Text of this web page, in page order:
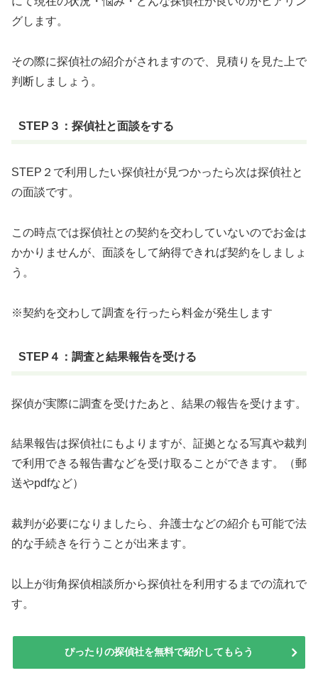
グします。
その際に探偵社の紹介がされますので、見積りを見た上で
判断しましょう。
STEP３：探偵社と面談をする
STEP２で利用したい探偵社が見つかったら次は探偵社と
の面談です。
この時点では探偵社との契約を交わしていないのでお金は
かかりませんが、面談をして納得できれば契約をしましょ
う。
※契約を交わして調査を行ったら料金が発生します
STEP４：調査と結果報告を受ける
探偵が実際に調査を受けたあと、結果の報告を受けます。
結果報告は探偵社にもよりますが、証拠となる写真や裁判
で利用できる報告書などを受け取ることができます。（郵
送やpdfなど）
裁判が必要になりましたら、弁護士などの紹介も可能で法
的な手続きを行うことが出来ます。
以上が街角探偵相談所から探偵社を利用するまでの流れで
す。
ぴったりの探偵社を無料で紹介してもらう